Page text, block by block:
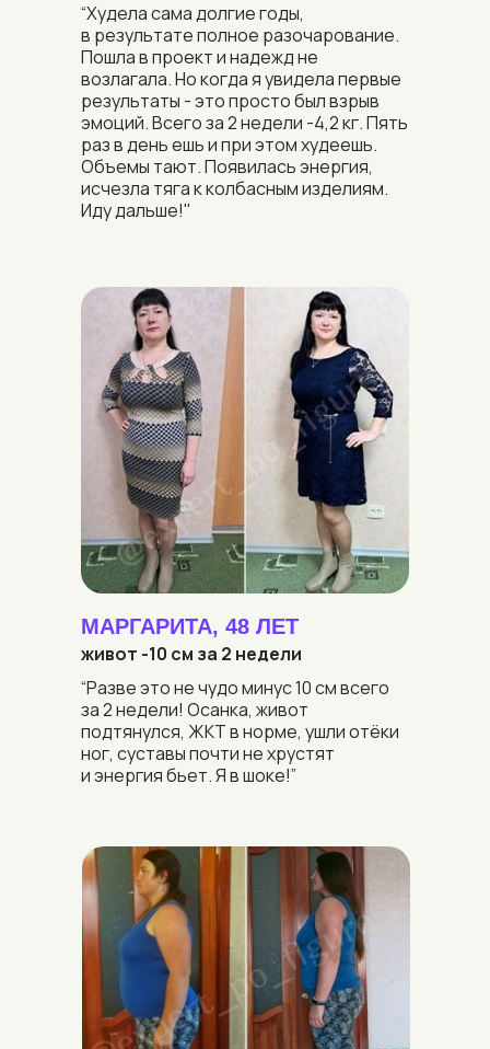
“Худела сама долгие годы,
в результате полное разочарование.
Пошла в проект и надежд не
возлагала. ​​Но когда я увидела первые
результаты - это просто был взрыв
эмоций. Всего за 2 недели -4,2 кг. Пять
раз в день ешь и при этом худеешь.
Объемы тают. Появилась энергия,
исчезла тяга к колбасным изделиям.
Иду дальше!"
МАРГАРИТА, 48 ЛЕТ
живот -10 см за 2 недели
“Разве это не чудо минус 10 см всего
за 2 недели! Осанка, живот
подтянулся, ЖКТ в норме, ушли отёки
ног, суставы почти не хрустят
и энергия бьет. Я в шоке!”